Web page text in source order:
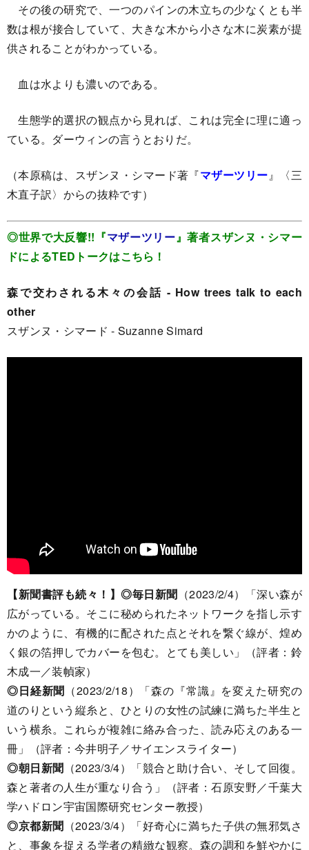
その後の研究で、一つのパインの木立ちの少なくとも半
数は根が接合していて、大きな木から小さな木に炭素が提
供されることがわかっている。
血は水よりも濃いのである。
生態学的選択の観点から見れば、これは完全に理に適っ
ている。ダーウィンの言うとおりだ。
（本原稿は、スザンヌ・シマード著『マザーツリー』〈三
木直子訳〉からの抜粋です）
◎世界で大反響!!『マザーツリー』著者スザンヌ・シマー
ドによるTEDトークはこちら！
森で交わされる木々の会話 - How trees talk to each
other
スザンヌ・シマード - Suzanne Simard
【新聞書評も続々！】◎毎日新聞 （2023/2/4）「深い森が
広がっている。そこに秘められたネットワークを指し示す
かのように、有機的に配された点とそれを繋ぐ線が、煌め
く銀の箔押しでカバーを包む。とても美しい」（評者：鈴
木成一／装幀家）
◎日経新聞 （2023/2/18）「森の『常識』を変えた研究の
道のりという縦糸と、ひとりの女性の試練に満ちた半生と
いう横糸。これらが複雑に絡み合った、読み応えのある一
冊」（評者：今井明子／サイエンスライター）
◎朝日新聞 （2023/3/4）「競合と助け合い、そして回復。
森と著者の人生が重なり合う」（評者：石原安野／千葉大
学ハドロン宇宙国際研究センター教授）
◎京都新聞 （2023/3/4）「好奇心に満ちた子供の無邪気さ
と、事象を捉える学者の精緻な観察。森の調和を鮮やかに